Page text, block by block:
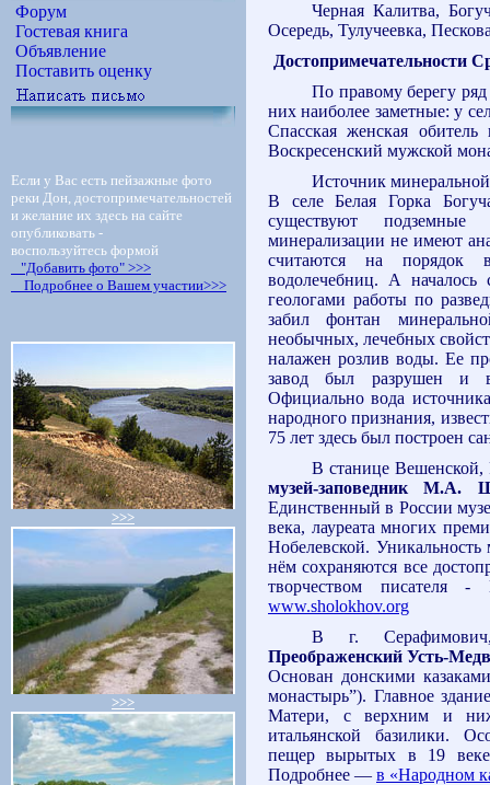
Форум
Гостевая книга
Объявление
Поставить оценку
Если у Вас есть пейзажные фото
реки Дон, достопримечательностей
и желание их здесь на сайте
опубликовать -
воспользуйтесь формой
"Добавить фото" >>>
Подробнее о Вашем участии>>>
>>>
>>>
Черная Калитва,
Осередь, Тулучеевка,
Достопримечательности
По правому берегу
них наиболее заметные: у
Спасская женская
Воскресенский мужской
Источник
В селе Белая Горка
существуют
минерализации не имеют
считаются на
водолечебниц. А
геологами работы по
забил фонтан
необычных, лечебных
налажен розлив воды. Ее
завод был разрушен и в
Официально вода
народного признания,
75 лет здесь был построен
В станице Вешенской,
музей-заповедник М.А.
Единственный в России
века, лауреата многих
Нобелевской. Уникальность
нём сохраняются все
творчеством писателя
www.sholokhov.org
В г.
Преображенский Усть-
Основан донскими
монастырь”). Главное
Матери, с верхним и
итальянской базилики.
пещер вырытых в 19
Подробнее — в «Народном